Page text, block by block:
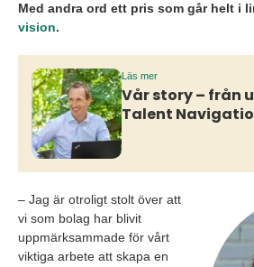
Med andra ord ett pris som går helt i
vision.
Läs mer
Vår story – från
Talent
– Jag är otroligt stolt över att
vi som bolag har blivit
uppmärksammade för vårt
viktiga arbete att skapa en